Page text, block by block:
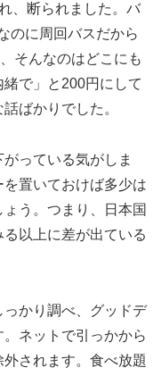
、断られました。バ
のに周回バスだから
そんなのはどこにも
で」と200円にして
ばかりでした。
っている気がしま
置いておけば多少は
う。つまり、日本国
以上に差が出ている
かり調べ、グッドデ
ネットで引っかから
されます。食べ放題